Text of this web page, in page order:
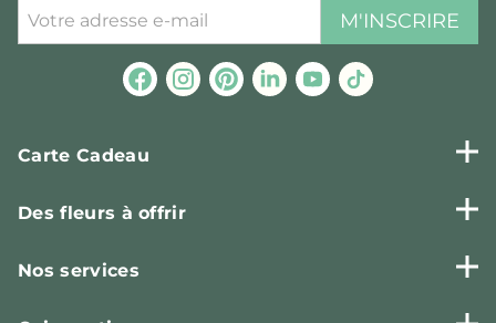
M'INSCRIRE
Carte Cadeau
Des fleurs à offrir
Nos services